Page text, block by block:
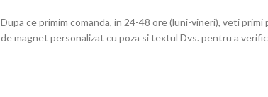
Dupa ce primim comanda, in 24-48 ore (luni-vineri), veti
de magnet personalizat cu poza si textul Dvs. pentru a